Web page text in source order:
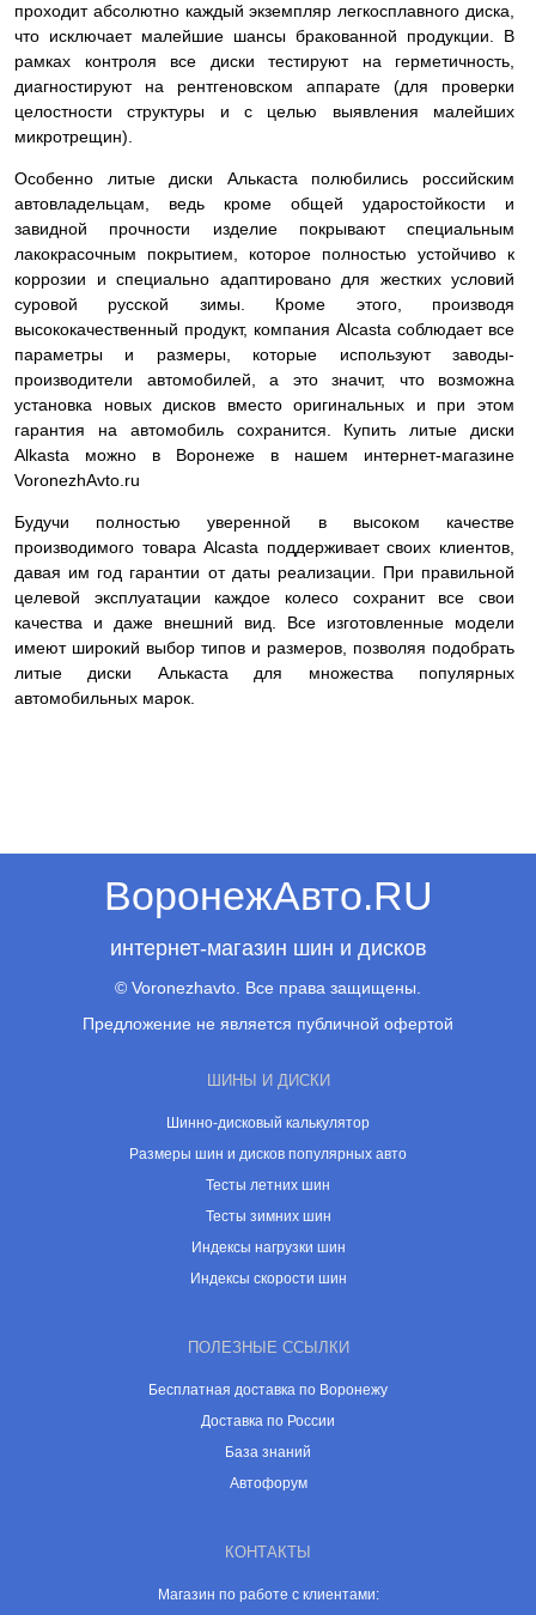
проходит абсолютно каждый экземпляр легкосплавного диска,
что исключает малейшие шансы бракованной продукции. В
рамках контроля все диски тестируют на герметичность,
диагностируют на рентгеновском аппарате (для проверки
целостности структуры и с целью выявления малейших
микротрещин).
Особенно литые диски Алькаста полюбились российским
автовладельцам, ведь кроме общей ударостойкости и
завидной прочности изделие покрывают специальным
лакокрасочным покрытием, которое полностью устойчиво к
коррозии и специально адаптировано для жестких условий
суровой русской зимы. Кроме этого, производя
высококачественный продукт, компания Alcasta соблюдает все
параметры и размеры, которые используют заводы-
производители автомобилей, а это значит, что возможна
установка новых дисков вместо оригинальных и при этом
гарантия на автомобиль сохранится. Купить литые диски
Alkasta можно в Воронеже в нашем интернет-магазине
VoronezhAvto.ru
Будучи полностью уверенной в высоком качестве
производимого товара Alcasta поддерживает своих клиентов,
давая им год гарантии от даты реализации. При правильной
целевой эксплуатации каждое колесо сохранит все свои
качества и даже внешний вид. Все изготовленные модели
имеют широкий выбор типов и размеров, позволяя подобрать
литые диски Алькаста для множества популярных
автомобильных марок.
ВоронежАвто.RU
интернет-магазин шин и дисков
© Voronezhavto. Все права защищены.
Предложение не является публичной офертой
ШИНЫ И ДИСКИ
Шинно-дисковый калькулятор
Размеры шин и дисков популярных авто
Тесты летних шин
Тесты зимних шин
Индексы нагрузки шин
Индексы скорости шин
ПОЛЕЗНЫЕ ССЫЛКИ
Бесплатная доставка по Воронежу
Доставка по России
База знаний
Автофорум
КОНТАКТЫ
Магазин по работе с клиентами: